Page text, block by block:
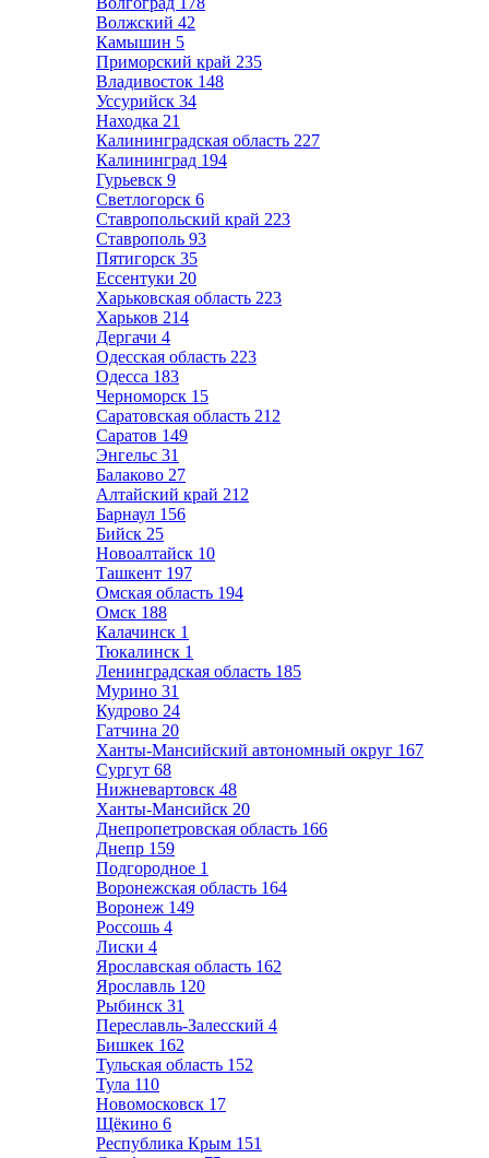
Волжский 42
Камышин 5
Приморский край 235
Владивосток 148
Уссурийск 34
Находка 21
Калининградская область 227
Калининград 194
Гурьевск 9
Светлогорск 6
Ставропольский край 223
Ставрополь 93
Пятигорск 35
Ессентуки 20
Харьковская область 223
Харьков 214
Дергачи 4
Одесская область 223
Одесса 183
Черноморск 15
Саратовская область 212
Саратов 149
Энгельс 31
Балаково 27
Алтайский край 212
Барнаул 156
Бийск 25
Новоалтайск 10
Ташкент 197
Омская область 194
Омск 188
Калачинск 1
Тюкалинск 1
Ленинградская область 185
Мурино 31
Кудрово 24
Гатчина 20
Ханты-Мансийский автономный округ 167
Сургут 68
Нижневартовск 48
Ханты-Мансийск 20
Днепропетровская область 166
Днепр 159
Подгородное 1
Воронежская область 164
Воронеж 149
Россошь 4
Лиски 4
Ярославская область 162
Ярославль 120
Рыбинск 31
Переславль-Залесский 4
Бишкек 162
Тульская область 152
Тула 110
Новомосковск 17
Щёкино 6
Республика Крым 151